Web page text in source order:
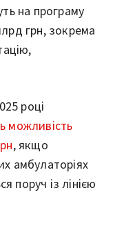
на програму
грн, зокрема
році
можливість
, якщо
амбулаторіях
поруч із лінією